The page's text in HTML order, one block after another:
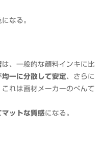
なる。
は、一般的な顔料インキに比
均一に分散して安定、さらに
これは画材メーカーのぺんて
ットな質感になる。